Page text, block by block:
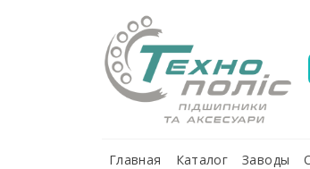
Главная Каталог Заводы